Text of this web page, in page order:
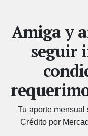
Amiga y
seguir
Tu aporte mensual
Crédito por